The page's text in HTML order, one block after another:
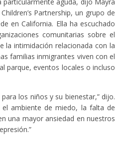
particularmente aguda, dijo Mayra
Partnership, un grupo de
en California. Ella ha escuchado
comunitarias sobre el
la intimidación relacionada con la
familias inmigrantes viven con el
parque, eventos locales o incluso
los niños y su bienestar,” dijo.
el ambiente de miedo, la falta de
una mayor ansiedad en nuestros